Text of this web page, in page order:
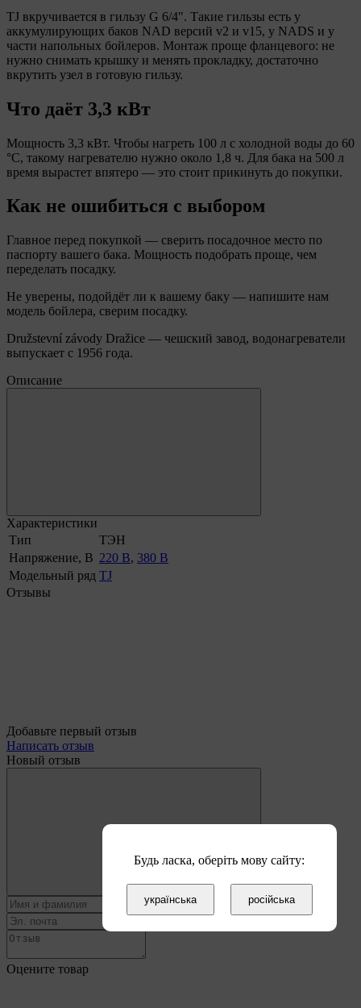
TJ вкручивается в гильзу G 6/4". Такие гильзы есть у
аккумулирующих баков NAD версий v2 и v15, у NADS и у
части напольных бойлеров. Монтаж проще фланцевого: не
нужно снимать крышку и менять прокладку, достаточно
вкрутить узел в готовую гильзу.
Что даёт 3,3 кВт
Мощность 3,3 кВт. Чтобы нагреть 100 л с холодной воды до 60
°C, такому нагревателю нужно около 1,8 ч. Для бака на 500 л
время вырастет впятеро — это стоит прикинуть до покупки.
Как не ошибиться с выбором
Главное перед покупкой — сверить посадочное место по
паспорту вашего бака. Мощность подобрать проще, чем
переделать посадку.
Не уверены, подойдёт ли к вашему баку — напишите нам
модель бойлера, сверим посадку.
Družstevní závody Dražice — чешский завод, водонагреватели
выпускает с 1956 года.
Описание
Характеристики
Тип
ТЭН
Напряжение, В 220 В, 380 В
Модельный ряд TJ
Отзывы
Добавьте первый отзыв
Написать отзыв
Новый отзыв
Оцените товар
Будь ласка, оберіть мову сайту:
українська російська